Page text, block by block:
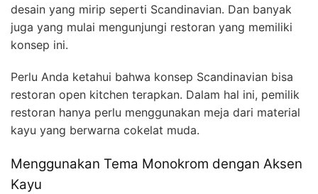
desain yang mirip seperti Scandinavian. Dan banyak
juga yang mulai mengunjungi restoran yang memiliki
konsep ini.
Perlu Anda ketahui bahwa konsep Scandinavian bisa
restoran open kitchen terapkan. Dalam hal ini, pemilik
restoran hanya perlu menggunakan meja dari material
kayu yang berwarna cokelat muda.
Menggunakan Tema Monokrom dengan Aksen
Kayu